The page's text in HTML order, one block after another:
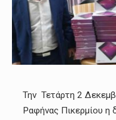
Την Τετάρτη 2
Ραφήνας Πικερμίου